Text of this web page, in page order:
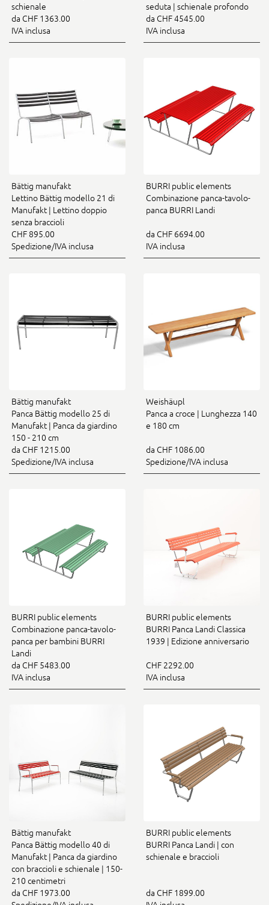
schienale
da CHF 1363.00
IVA inclusa
seduta | schienale profondo
da CHF 4545.00
IVA inclusa
Bättig manufakt
Lettino Bättig modello 21 di
Manufakt | Lettino doppio
senza braccioli
CHF 895.00
Spedizione/IVA inclusa
BURRI public elements
Combinazione panca-tavolo-
panca BURRI Landi
da CHF 6694.00
IVA inclusa
Bättig manufakt
Panca Bättig modello 25 di
Manufakt | Panca da giardino
150 - 210 cm
da CHF 1215.00
Spedizione/IVA inclusa
Weishäupl
Panca a croce | Lunghezza 140
e 180 cm
da CHF 1086.00
Spedizione/IVA inclusa
BURRI public elements
Combinazione panca-tavolo-
panca per bambini BURRI
Landi
da CHF 5483.00
IVA inclusa
BURRI public elements
BURRI Panca Landi Classica
1939 | Edizione anniversario
CHF 2292.00
IVA inclusa
Bättig manufakt
Panca Bättig modello 40 di
Manufakt | Panca da giardino
con braccioli e schienale | 150-
210 centimetri
da CHF 1973.00
BURRI public elements
BURRI Panca Landi | con
schienale e braccioli
da CHF 1899.00